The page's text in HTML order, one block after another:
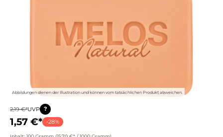
Abbildungen dienen der Illustration und können vom tatsächlichen Produkt abweichen.
2,19 €*UVP ?
1,57 €* -28%